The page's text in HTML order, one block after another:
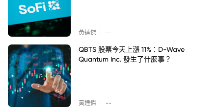
黃達傑 --
QBTS 股票今天上漲 11%：D-Wave
Quantum Inc. 發生了什麼事？
黃達傑 --